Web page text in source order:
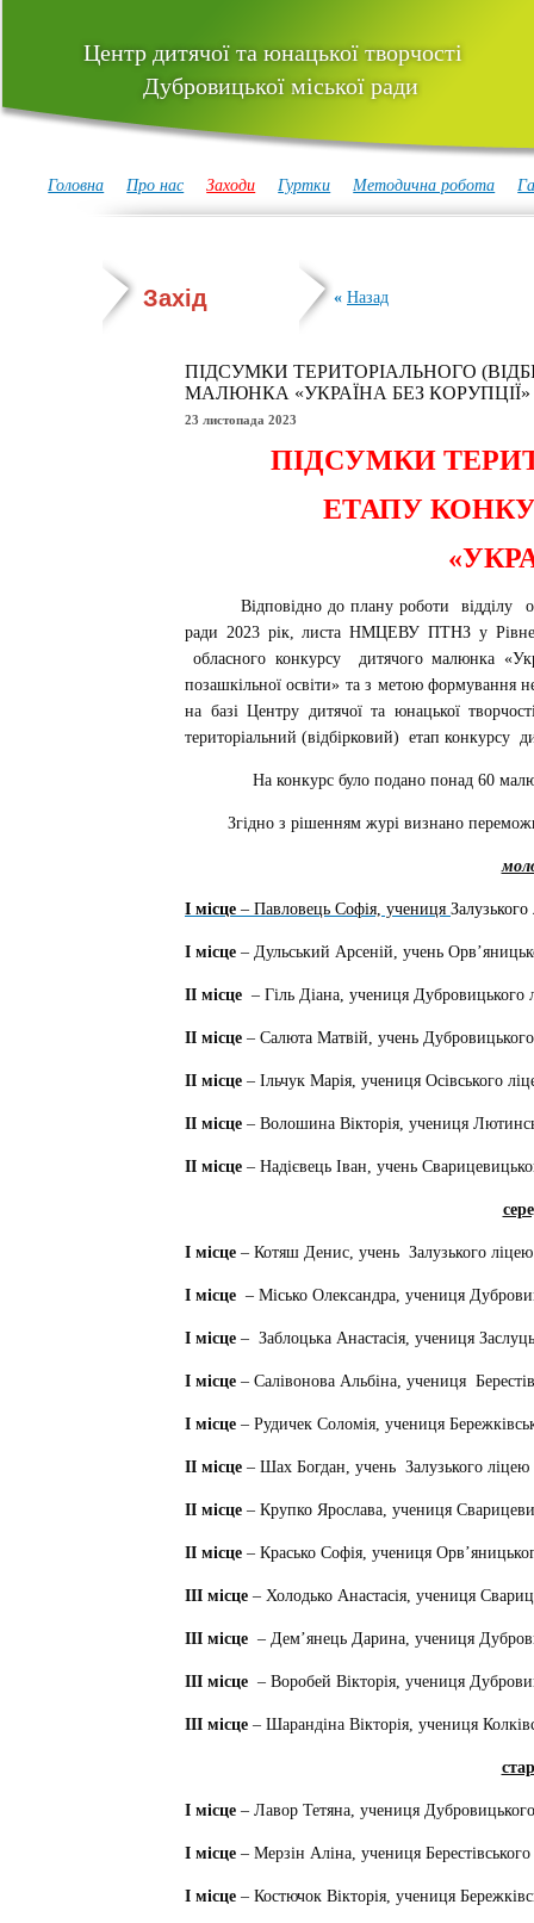
Центр дитячої та юнацької творчості
Дубровицької міської ради
Головна Про нас Заходи Гуртки Методична робота
Захід « Назад
ПІДСУМКИ ТЕРИТОРІАЛЬНОГО
МАЛЮНКА «УКРАЇНА БЕЗ КОРУПЦІЇ»
23 листопада 2023
ПІДСУМКИ
ЕТАПУ
Відповідно до плану роботи відділу
ради 2023 рік, листа НМЦЕВУ ПТНЗ у
обласного конкурсу
дитячого малюнка
позашкільної освіти» та з метою формування
на базі Центру дитячої та юнацької
територіальний (відбірковий) етап конкурсу
На конкурс було подано понад 60
Згідно з рішенням журі визнано
І місце – Павловець Софія, учениця
І місце – Дульський Арсеній, учень
ІІ місце – Гіль Діана, учениця Дубровицького
ІІ місце – Салюта Матвій, учень
ІІ місце – Ільчук Марія, учениця Осівського
ІІ місце – Волошина Вікторія, учениця
ІІ місце – Надієвець Іван, учень
І місце – Котяш Денис, учень Залузького ліцею
І місце – Місько Олександра, учениця
І місце – Заблоцька Анастасія, учениця
І місце – Салівонова Альбіна, учениця
І місце – Рудичек Соломія, учениця
ІІ місце – Шах Богдан, учень Залузького ліцею
ІІ місце – Крупко Ярослава, учениця
ІІ місце – Красько Софія, учениця
ІІІ місце – Холодько Анастасія, учениця
ІІІ місце – Дем’янець Дарина, учениця
ІІІ місце – Воробей Вікторія, учениця
ІІІ місце – Шарандіна Вікторія, учениця
І місце – Лавор Тетяна, учениця
І місце – Мерзін Аліна, учениця
І місце – Костючок Вікторія, учениця